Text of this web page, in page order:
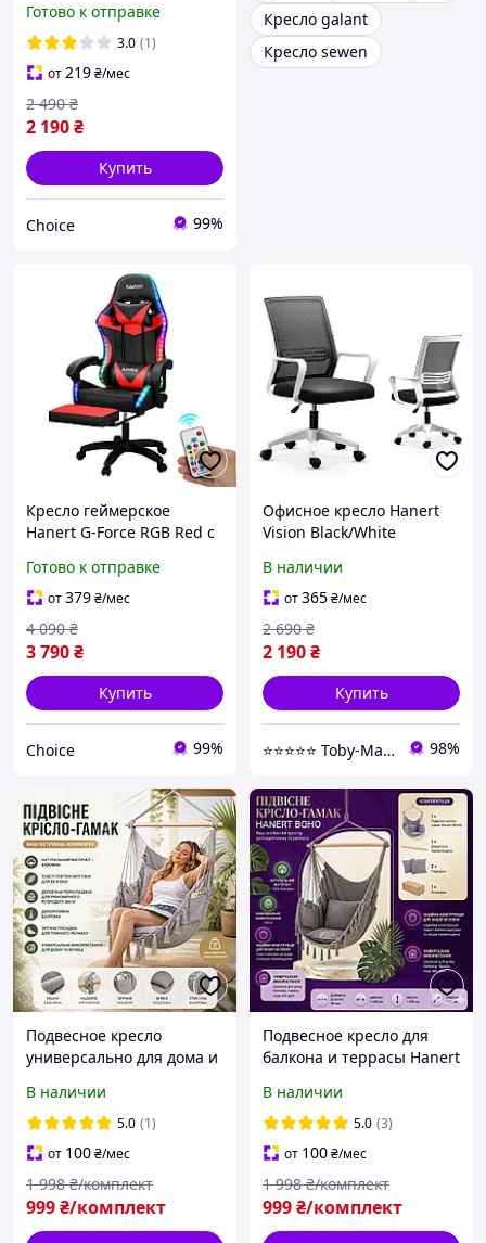
эргономичной спинкой
Готово к отправке
3.0 (1)
от219₴/мес
2 190₴
2 490 ₴
Купить
Choice 99%
Кресло galant
Кресло sewen
Кресло геймерское
Hanert G-Force RGB Red с
для ног, до 120 кг
Готово к отправке
от379₴/мес
3 790₴
4 090 ₴
Купить
Choice 99%
Офисное кресло Hanert
Vision Black/White
В наличии
от365₴/мес
2 190₴
2 690 ₴
Купить
⭐️⭐️⭐️⭐️⭐️ Toby-Market 98%
Подвесное кресло
универсально для дома и
кокон для отдыха
подвесное Hanert BOHO
В наличии
5.0 (1)
от 100₴/мес
999₴/комплект
1 998 ₴/комплект
Подвесное кресло для
балкона и террасы Hanert
подвесное для отдыха до
130 кг Садовое кресло
подвесное
В наличии
5.0 (3)
от 100₴/мес
999₴/комплект
1 998 ₴/комплект